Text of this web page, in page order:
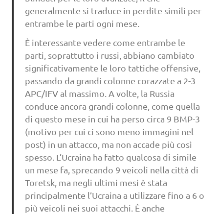
generalmente si traduce in perdite simili per
entrambe le parti ogni mese.
È interessante vedere come entrambe le
parti, soprattutto i russi, abbiano cambiato
significativamente le loro tattiche offensive,
passando da grandi colonne corazzate a 2-3
APC/IFV al massimo. A volte, la Russia
conduce ancora grandi colonne, come quella
di questo mese in cui ha perso circa 9 BMP-3
(motivo per cui ci sono meno immagini nel
post) in un attacco, ma non accade più così
spesso. L’Ucraina ha fatto qualcosa di simile
un mese fa, sprecando 9 veicoli nella città di
Toretsk, ma negli ultimi mesi è stata
principalmente l’Ucraina a utilizzare fino a 6 o
più veicoli nei suoi attacchi. È anche